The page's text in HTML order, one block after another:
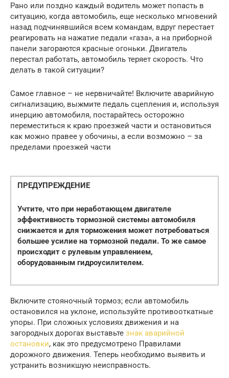
Рано или поздно каждый водитель может попасть в
ситуацию, когда автомобиль, еще несколько мгновений
назад подчинявшийся всем командам, вдруг перестает
реагировать на нажатие педали «газа», а на приборной
панели загораются красные огоньки. Двигатель
перестал работать, автомобиль теряет скорость. Что
делать в такой ситуации?
Самое главное – не нервничайте! Включите аварийную
сигнализацию, выжмите педаль сцепления и, используя
инерцию автомобиля, постарайтесь осторожно
переместиться к краю проезжей части и остановиться
как можно правее у обочины, а если возможно – за
пределами проезжей части
ПРЕДУПРЕЖДЕНИЕ
Учтите, что при неработающем двигателе
эффективность тормозной системы автомобиля
снижается и для торможения может потребоваться
большее усилие на тормозной педали. То же самое
происходит с рулевым управлением,
оборудованным гидроусилителем.
Включите стояночный тормоз; если автомобиль
остановился на уклоне, используйте противооткатные
упоры. При сложных условиях движения и на
загородных дорогах выставьте знак аварийной
остановки, как это предусмотрено Правилами
дорожного движения. Теперь необходимо выявить и
устранить возникшую неисправность.